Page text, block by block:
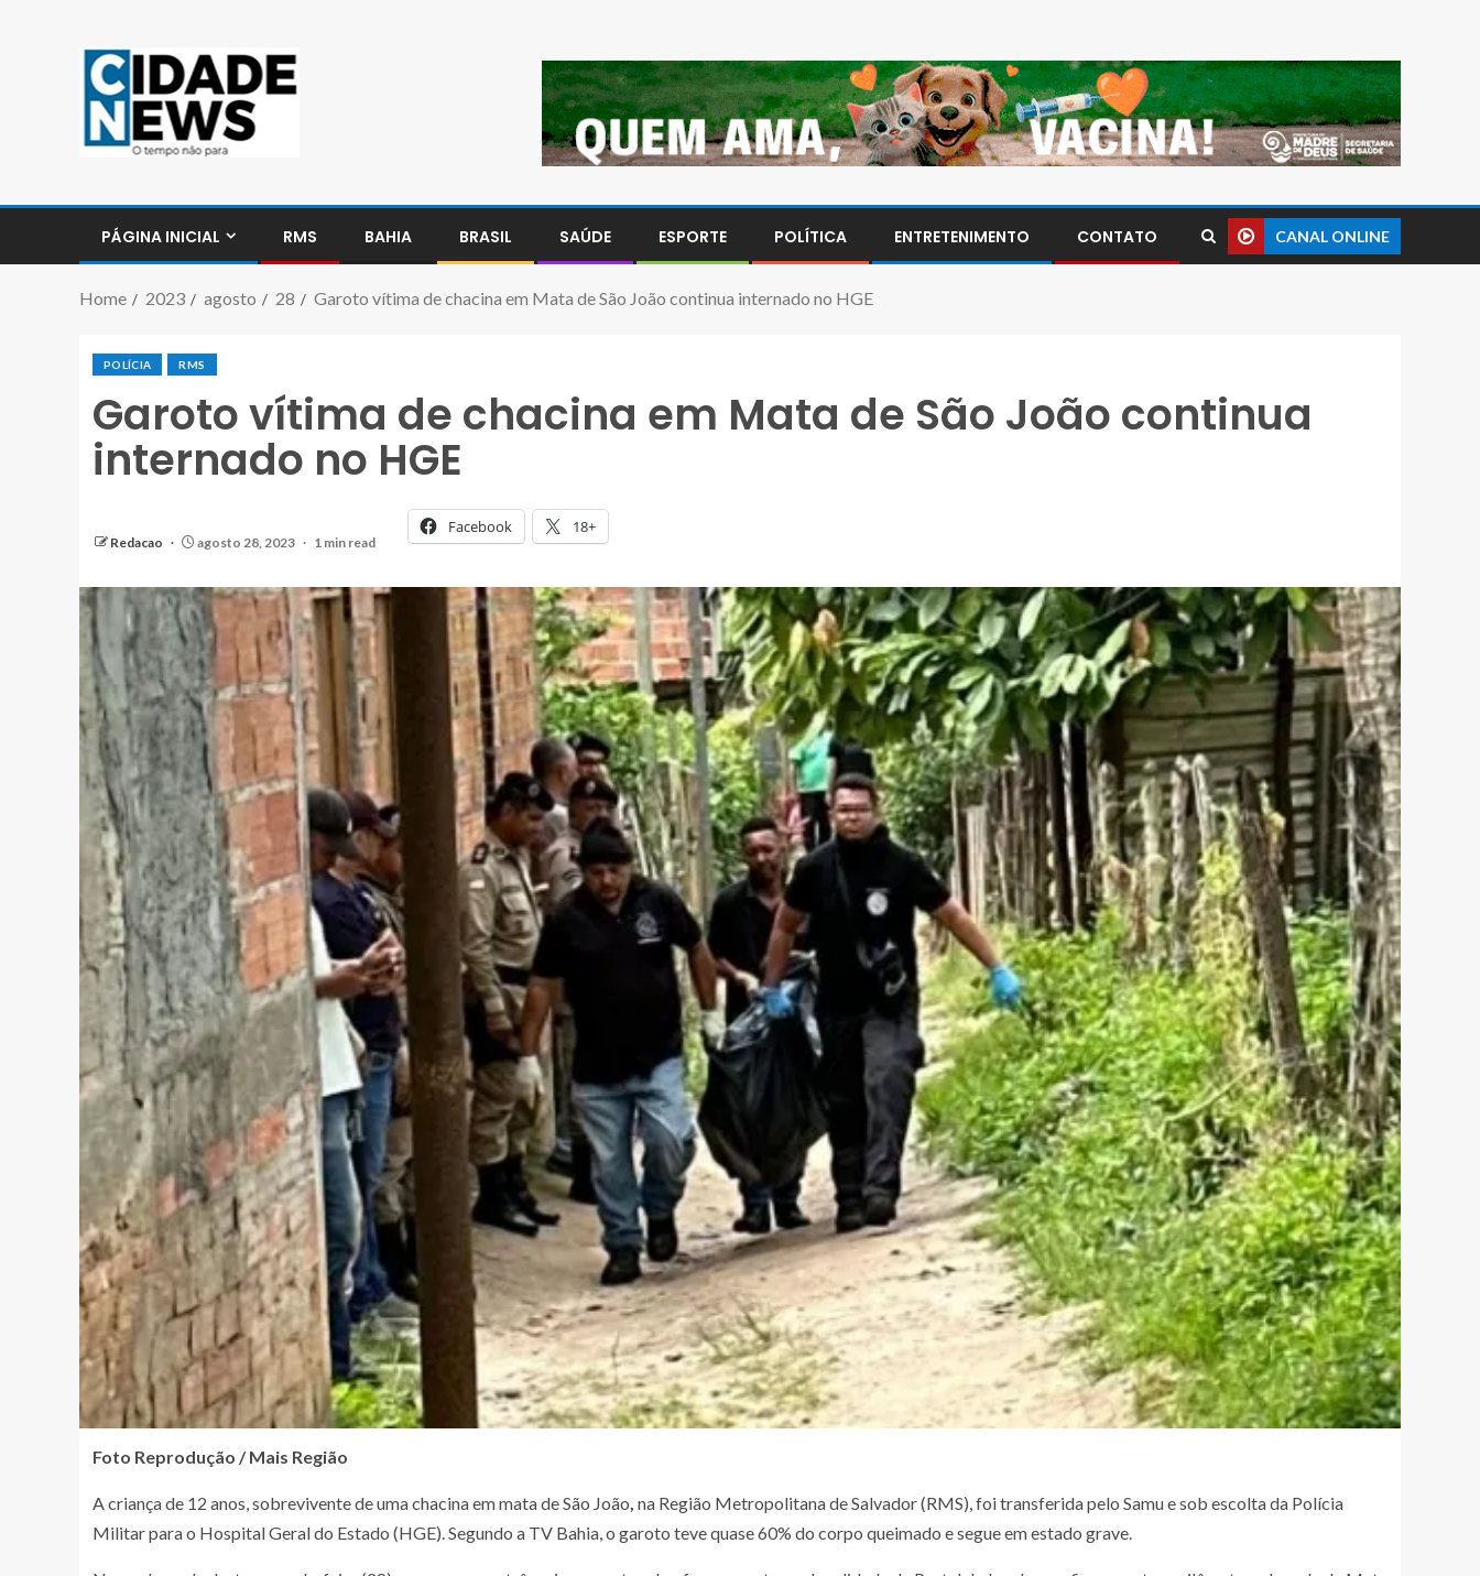
PÁGINA INICIAL RMS BAHIA BRASIL SAÚDE ESPORTE POLÍTICA ENTRETENIMENTO CONTATO CANAL ONLINE
Home 2023 agosto 28 Garoto vítima de chacina em Mata de São João continua internado no HGE
POLÍCIA RMS
Garoto vítima de chacina em Mata de São João continua
internado no HGE
Redacao agosto 28, 2023 1 min read
Facebook 18+
Foto Reprodução / Mais Região
A criança de 12 anos, sobrevivente de uma chacina em mata de São João, na Região Metropolitana de Salvador (RMS), foi transferida pelo Samu e sob escolta da Polícia
Militar para o Hospital Geral do Estado (HGE). Segundo a TV Bahia, o garoto teve quase 60% do corpo queimado e segue em estado grave.